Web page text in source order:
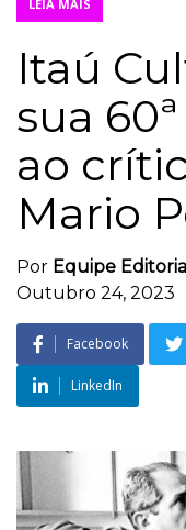
LEIA MAIS
Itaú
sua
ao
Mario
Por Equipe Editorial
Outubro 24, 2023
Facebook
LinkedIn